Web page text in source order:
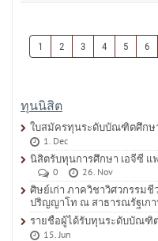
1 2 3 4 5 6
ทุนนิสิต
ใบสมัครทุนระดับบัณฑิตศึกษ
1. Dec
นิสิตรับทุนการศึกษา เอจีซี แ
0
26. Nov
ศิษย์เก่า ภาควิชาวิศวกรรม
ปริญญาโท ณ สาธารณรัฐเก
รายชื่อผู้ได้รับทุนระดับบัณฑิ
15. Jun